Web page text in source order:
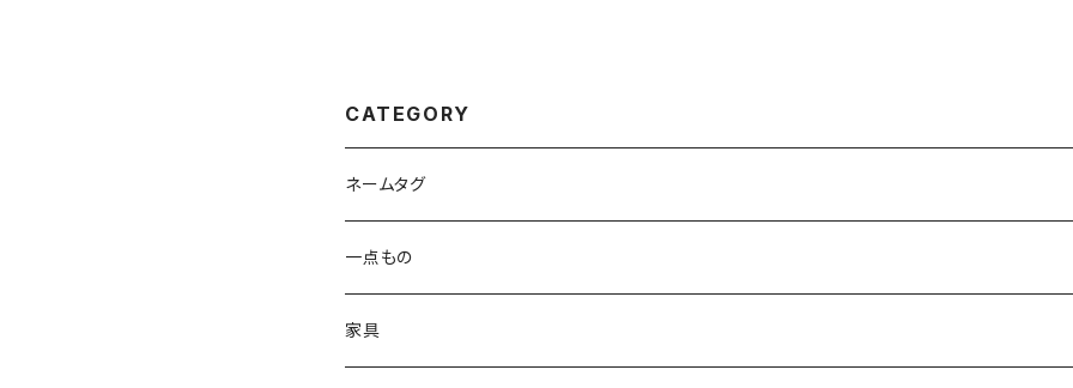
CATEGORY
ネームタグ
スタンダード
一点もの
卓上オブジェ
家具